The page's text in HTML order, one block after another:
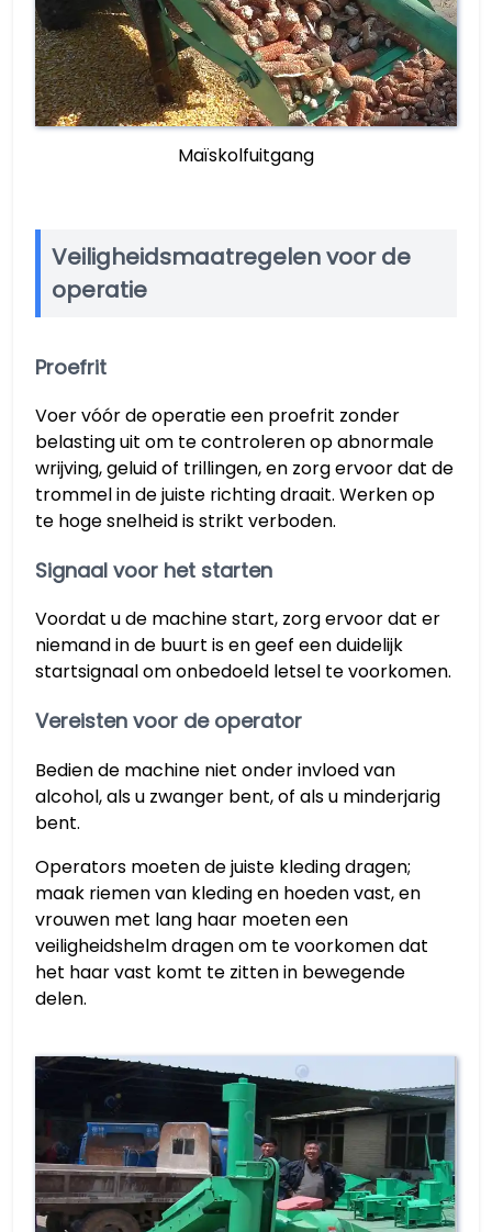
Maïskolfuitgang
Veiligheidsmaatregelen voor de
operatie
Proefrit
Voer vóór de operatie een proefrit zonder
belasting uit om te controleren op abnormale
wrijving, geluid of trillingen, en zorg ervoor dat de
trommel in de juiste richting draait. Werken op
te hoge snelheid is strikt verboden.
Signaal voor het starten
Voordat u de machine start, zorg ervoor dat er
niemand in de buurt is en geef een duidelijk
startsignaal om onbedoeld letsel te voorkomen.
Vereisten voor de operator
Bedien de machine niet onder invloed van
alcohol, als u zwanger bent, of als u minderjarig
bent.
Operators moeten de juiste kleding dragen;
maak riemen van kleding en hoeden vast, en
vrouwen met lang haar moeten een
veiligheidshelm dragen om te voorkomen dat
het haar vast komt te zitten in bewegende
delen.